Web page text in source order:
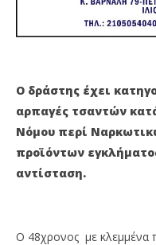
Ο δράστης έχει
αρπαγές τσαντών
Νόμου περί
προϊόντων
αντίσταση.
Ο 48χρονος με κλεμμένα